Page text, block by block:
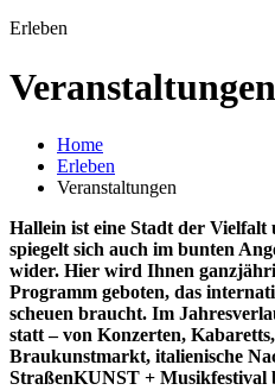
Erleben
Veran­staltungen
Home
Erleben
Veranstaltungen
Hallein ist eine Stadt der Vielfalt
spiegelt sich auch im bunten
wider. Hier wird Ihnen
Programm geboten, das
scheuen braucht. Im
statt – von Konzerten,
Braukunstmarkt, italienische
StraßenKUNST + Musikfestival